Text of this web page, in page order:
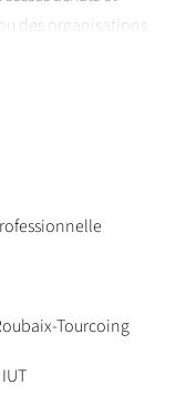
des organisations.
d’un
des fournisseurs,
variés (industrie,
Tourcoing